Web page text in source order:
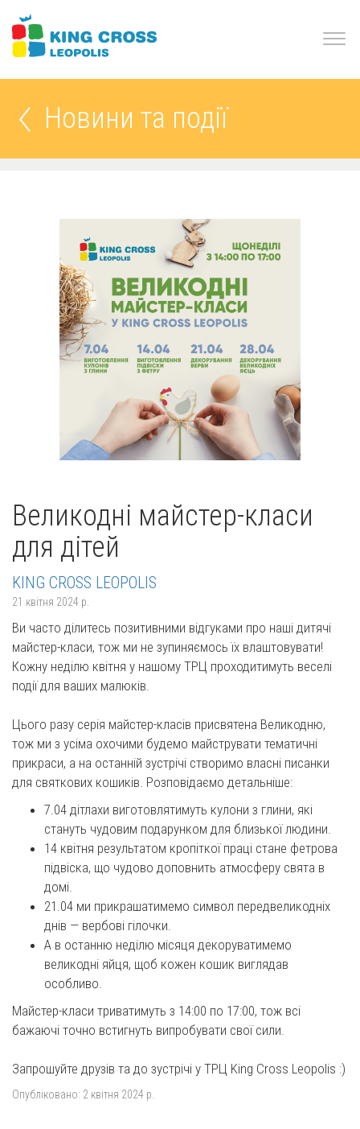
Новини та події
Великодні майстер-класи
для дітей
KING CROSS LEOPOLIS
21 квітня 2024 р.
Ви часто ділитесь позитивними відгуками про наші дитячі
майстер-класи, тож ми не зупиняємось їх влаштовувати!
Кожну неділю квітня у нашому ТРЦ проходитимуть веселі
події для ваших малюків.
Цього разу серія майстер-класів присвятена Великодню,
тож ми з усіма охочими будемо майструвати тематичні
прикраси, а на останній зустрічі створимо власні писанки
для святкових кошиків. Розповідаємо детальніше:
7.04 дітлахи виготовлятимуть кулони з глини, які
стануть чудовим подарунком для близької людини.
14 квітня результатом кропіткої праці стане фетрова
підвіска, що чудово доповнить атмосферу свята в
домі.
21.04 ми прикрашатимемо символ передвеликодніх
днів — вербові гілочки.
А в останню неділю місяця декоруватимемо
великодні яйця, щоб кожен кошик виглядав
особливо.
Майстер-класи триватимуть з 14:00 по 17:00, тож всі
бажаючі точно встигнуть випробувати свої сили.
Запрошуйте друзів та до зустрічі у ТРЦ King Cross Leopolis :)
Опубліковано: 2 квітня 2024 р.